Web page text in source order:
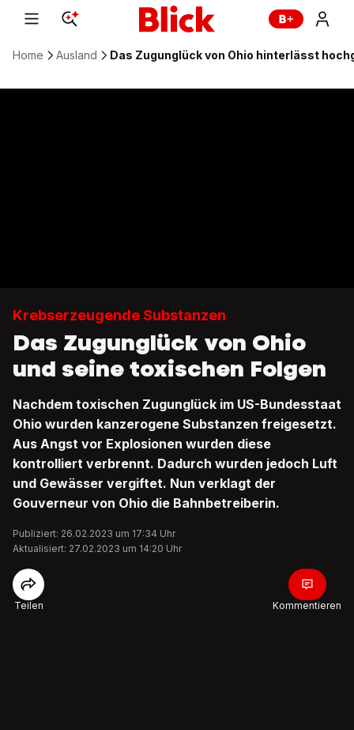
Home Ausland Das Zugunglück von Ohio hinterlässt
Krebserzeugende Substanzen
Das Zugunglück von Ohio
und seine toxischen Folgen
Nachdem toxischen Zugunglück im US-Bundesstaat
Ohio wurden kanzerogene Substanzen freigesetzt.
Aus Angst vor Explosionen wurden diese
kontrolliert verbrennt. Dadurch wurden jedoch Luft
und Gewässer vergiftet. Nun verklagt der
Gouverneur von Ohio die Bahnbetreiberin.
Publiziert: 26.02.2023 um 17:34 Uhr
Aktualisiert: 27.02.2023 um 14:20 Uhr
Teilen Kommentieren